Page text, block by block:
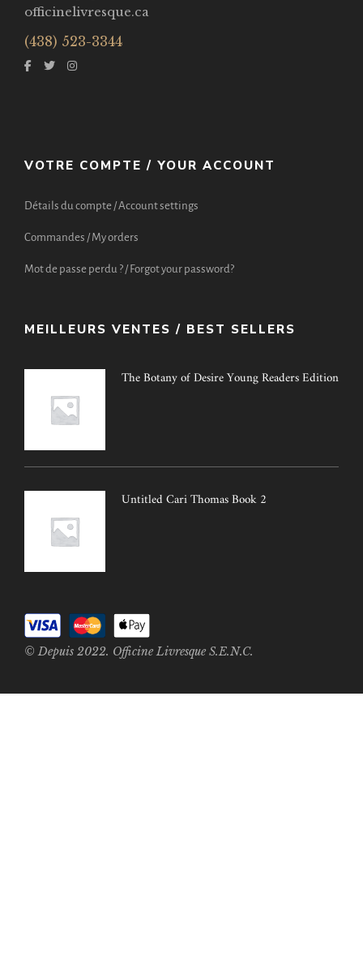
officinelivresque.ca
(438) 523-3344
VOTRE COMPTE / YOUR ACCOUNT
Détails du compte / Account settings
Commandes / My orders
Mot de passe perdu ? / Forgot your password?
MEILLEURS VENTES / BEST SELLERS
The Botany of Desire Young Readers Edition
Untitled Cari Thomas Book 2
© Depuis 2022. Officine Livresque S.E.N.C.